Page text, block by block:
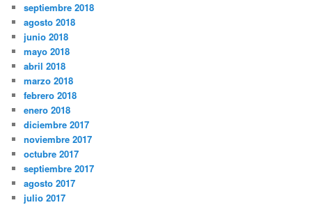
septiembre 2018
agosto 2018
junio 2018
mayo 2018
abril 2018
marzo 2018
febrero 2018
enero 2018
diciembre 2017
noviembre 2017
octubre 2017
septiembre 2017
agosto 2017
julio 2017